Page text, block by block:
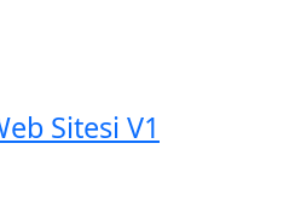
Sitesi V1